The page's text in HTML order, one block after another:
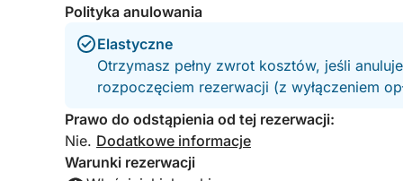
To coś więcej niż wycieczka krajoznawcza — to
Zarezerwuj miejsce już dziś i poznaj dzikie
Polityka anulowania
Elastyczne
Otrzymasz pełny zwrot kosztów, jeśli
rozpoczęciem rezerwacji (z wyłączeniem
Prawo do odstąpienia od tej rezerwacji:
Nie. Dodatkowe informacje
Warunki rezerwacji